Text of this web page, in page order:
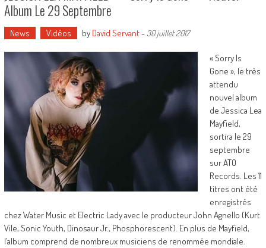
Album Le 29 Septembre
News Vidéos by David Servant- 30 juillet 2017
« Sorry Is
Gone », le très
attendu
nouvel album
de Jessica Lea
Mayfield,
sortira le 29
septembre
sur ATO
Records. Les 11
titres ont été
enregistrés
chez Water Music et Electric Lady avec le producteur John Agnello (Kurt
Vile, Sonic Youth, Dinosaur Jr., Phosphorescent). En plus de Mayfield,
l’album comprend de nombreux musiciens de renommée mondiale.